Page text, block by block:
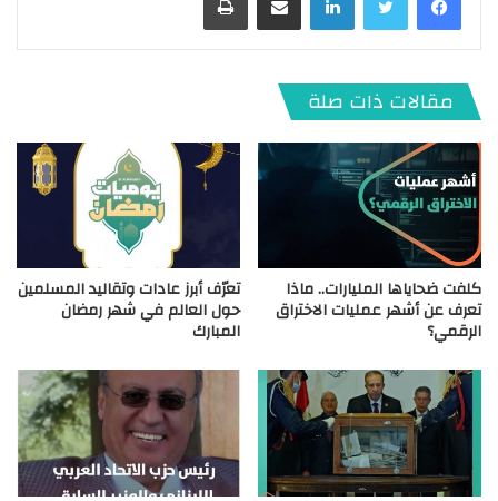
مقالات ذات صلة
كلفت ضحاياها المليارات.. ماذا
تعرف عن أشهر عمليات الاختراق
الرقمي؟
تعرّف أبرز عادات وتقاليد المسلمين
حول العالم في شهر رمضان
المبارك